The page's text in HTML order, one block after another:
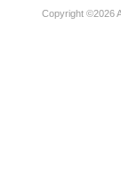
Copyright ©2026